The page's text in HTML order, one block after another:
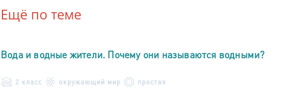
Ещё по теме
Вода и водные жители. Почему они называются водными?
2 класс окружающий мир простая